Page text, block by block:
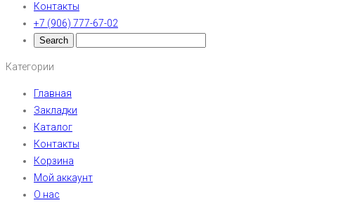
Контакты
+7 (906) 777-67-02
Категории
Главная
Закладки
Каталог
Контакты
Корзина
Мой аккаунт
О нас